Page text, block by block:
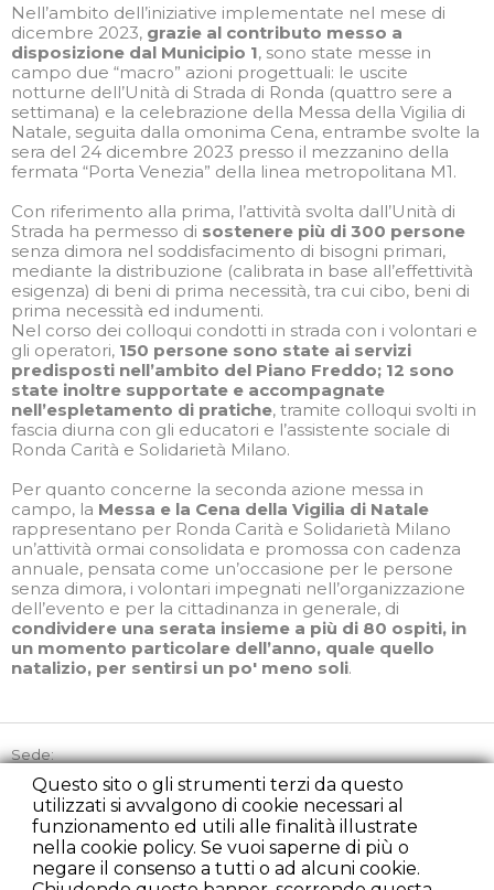
Questo sito o gli strumenti terzi da questo
utilizzati si avvalgono di cookie necessari al
funzionamento ed utili alle finalità illustrate
nella cookie policy. Se vuoi saperne di più o
negare il consenso a tutti o ad alcuni cookie.
Nell’ambito dell’iniziative implementate nel mese di
dicembre 2023, grazie al contributo messo a
disposizione dal Municipio 1, sono state messe in
campo due “macro” azioni progettuali: le uscite
notturne dell’Unità di Strada di Ronda (quattro sere a
settimana) e la celebrazione della Messa della Vigilia di
Natale, seguita dalla omonima Cena, entrambe svolte la
sera del 24 dicembre 2023 presso il mezzanino della
fermata “Porta Venezia” della linea metropolitana M1.
Con riferimento alla prima, l’attività svolta dall’Unità di
Strada ha permesso di sostenere più di 300 persone
senza dimora nel soddisfacimento di bisogni primari,
mediante la distribuzione (calibrata in base all’effettività
esigenza) di beni di prima necessità, tra cui cibo, beni di
prima necessità ed indumenti.
Nel corso dei colloqui condotti in strada con i volontari e
gli operatori, 150 persone sono state ai servizi
predisposti nell’ambito del Piano Freddo; 12 sono
state inoltre supportate e accompagnate
nell’espletamento di pratiche, tramite colloqui svolti in
fascia diurna con gli educatori e l’assistente sociale di
Ronda Carità e Solidarietà Milano.
Per quanto concerne la seconda azione messa in
campo, la Messa e la Cena della Vigilia di Natale
rappresentano per Ronda Carità e Solidarietà Milano
un’attività ormai consolidata e promossa con cadenza
annuale, pensata come un’occasione per le persone
senza dimora, i volontari impegnati nell’organizzazione
dell’evento e per la cittadinanza in generale, di
condividere una serata insieme a più di 80 ospiti, in
un momento particolare dell’anno, quale quello
natalizio, per sentirsi un po' meno soli.
Sede:
Via Picozzi 21, 20131 Milano
Tel:+39 02 45863842
Cell:+39 348 2235107
Fax:+39 02 22225279
presidenza@rondacaritamilano.com